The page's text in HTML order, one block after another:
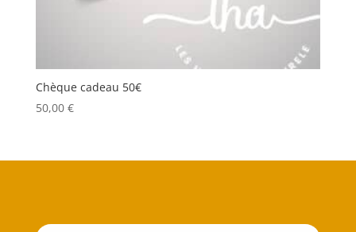
Chèque cadeau 50€
50,00 €